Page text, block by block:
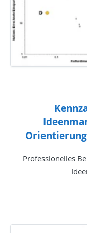
Professionelles